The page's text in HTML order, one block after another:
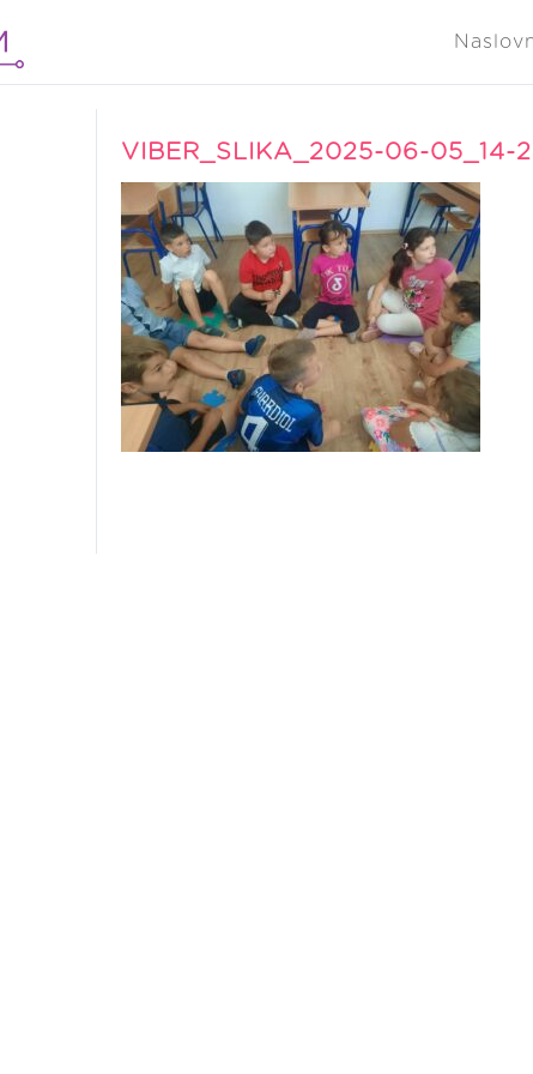
VIBER_SLIKA_2025-06-05_14-